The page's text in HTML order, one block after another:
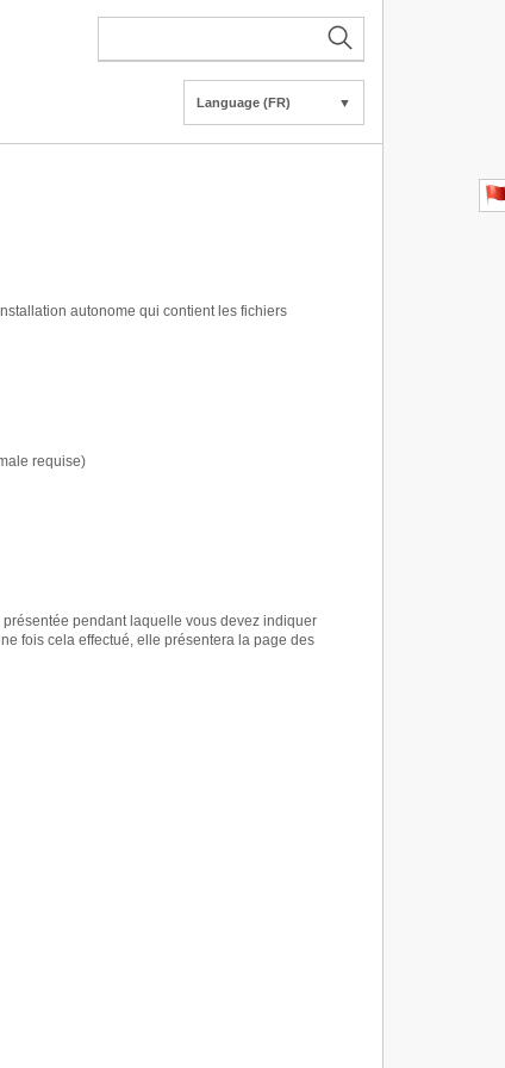
Language (FR) ▼
autonome qui contient les fichiers
requise)
pendant laquelle vous devez indiquer
fois cela effectué, elle présentera la page des